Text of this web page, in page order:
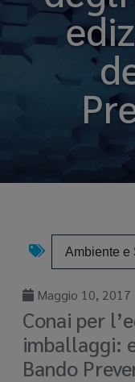
Ambiente e
Maggio 10, 2017
Conai per
imballaggi:
Bando